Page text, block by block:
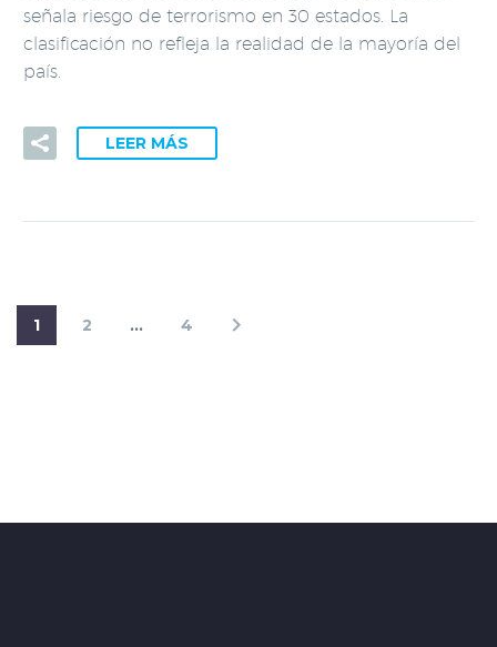
señala riesgo de terrorismo en 30 estados. La
clasificación no refleja la realidad de la mayoría del
país.
LEER MÁS
1 2 … 4